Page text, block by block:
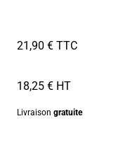
21,90 € TTC
18,25 € HT
Livraison gratuite